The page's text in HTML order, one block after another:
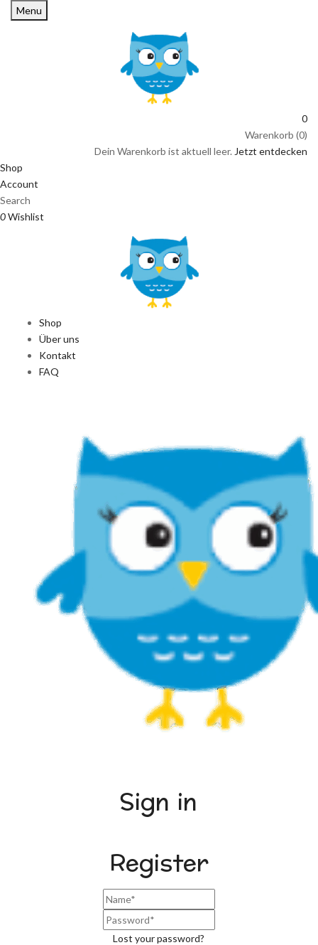
Menu
0
Warenkorb (0)
Dein Warenkorb ist aktuell leer. Jetzt entdecken
Shop
Account
Search
0Wishlist
Shop
Über uns
Kontakt
FAQ
Sign in
Register
Lost your password?